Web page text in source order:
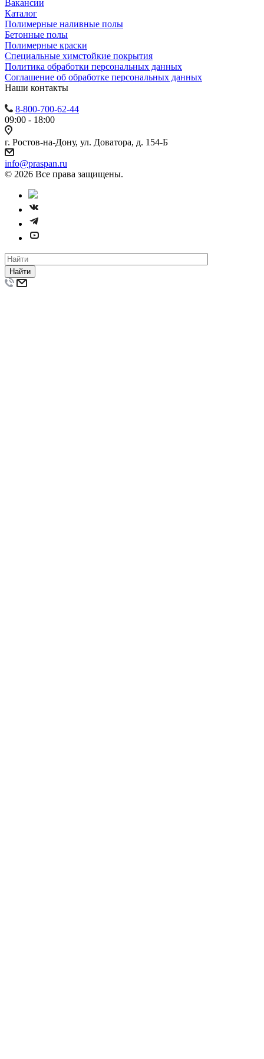
Вакансии
Каталог
Полимерные наливные полы
Бетонные полы
Полимерные краски
Специальные химстойкие покрытия
Политика обработки персональных данных
Cоглашение об обработке персональных данных
Наши контакты
8-800-700-62-44
09:00 - 18:00
г. Ростов-на-Дону, ул. Доватора, д. 154-Б
info@praspan.ru
© 2026 Все права защищены.
Найти